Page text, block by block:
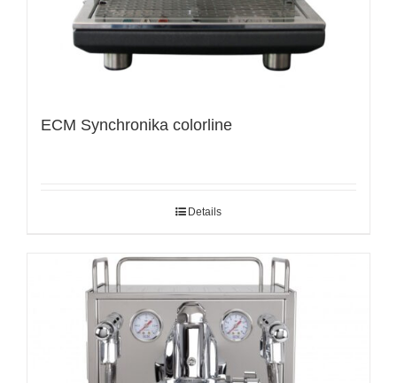
ECM Synchronika colorline
Details